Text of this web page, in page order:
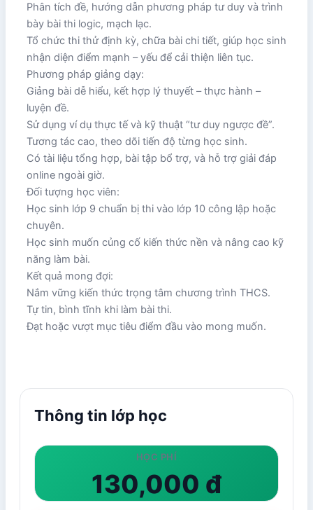
Phân tích đề, hướng dẫn phương pháp tư duy và trình
bày bài thi logic, mạch lạc.
Tổ chức thi thử định kỳ, chữa bài chi tiết, giúp học sinh
nhận diện điểm mạnh – yếu để cải thiện liên tục.
Phương pháp giảng dạy:
Giảng bài dễ hiểu, kết hợp lý thuyết – thực hành –
luyện đề.
Sử dụng ví dụ thực tế và kỹ thuật “tư duy ngược đề”.
Tương tác cao, theo dõi tiến độ từng học sinh.
Có tài liệu tổng hợp, bài tập bổ trợ, và hỗ trợ giải đáp
online ngoài giờ.
Đối tượng học viên:
Học sinh lớp 9 chuẩn bị thi vào lớp 10 công lập hoặc
chuyên.
Học sinh muốn củng cố kiến thức nền và nâng cao kỹ
năng làm bài.
Kết quả mong đợi:
Nắm vững kiến thức trọng tâm chương trình THCS.
Tự tin, bình tĩnh khi làm bài thi.
Đạt hoặc vượt mục tiêu điểm đầu vào mong muốn.
Thông tin lớp học
HỌC PHÍ
130,000 đ